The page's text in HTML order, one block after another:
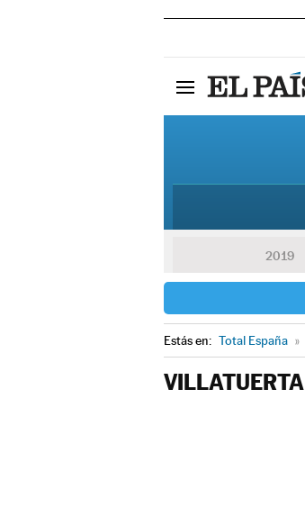
2019
Estás en: Total España »
VILLATUERTA